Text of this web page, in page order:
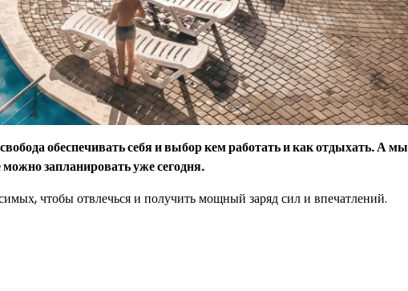
обеспечивать себя и выбор кем работать и как отдыхать. А мы
запланировать уже сегодня.
чтобы отвлечься и получить мощный заряд сил и впечатлений.